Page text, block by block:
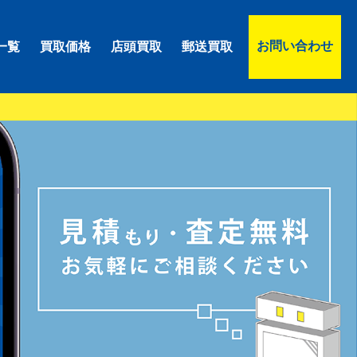
覧 買取価格 店頭買取 郵送買取 お問い合わせ